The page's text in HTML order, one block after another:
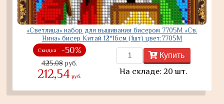
«Светлица» набор для вышивания бисером 7705М «Св.
Нина» бисер Китай 12*16см (1шт) цвет:7705М
Скидка -50%
425,08руб.
212,54 руб.
Купить
На складе: 20 шт.